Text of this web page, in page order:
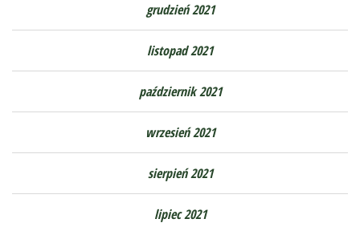
grudzień 2021
listopad 2021
październik 2021
wrzesień 2021
sierpień 2021
lipiec 2021